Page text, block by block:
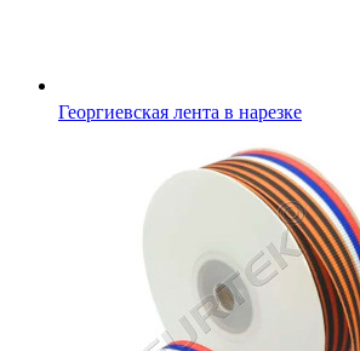
Георгиевская лента в нарезке